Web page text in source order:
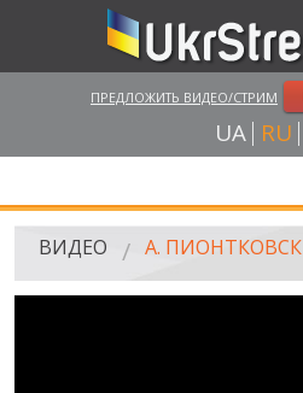
ПРЕДЛОЖИТЬ ВИДЕО/СТРИМ
UA RU
ГЛАВНАЯ
ВИДЕО